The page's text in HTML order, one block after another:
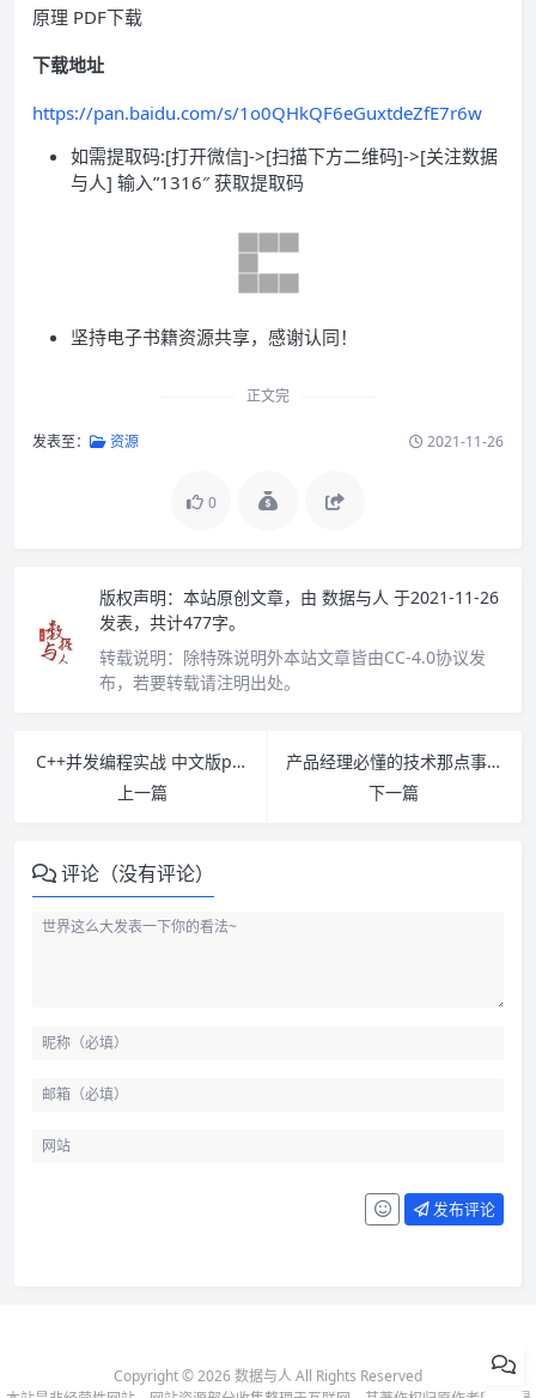
原理 PDF下载
下载地址
https://pan.baidu.com/s/1o0QHkQF6eGuxtdeZfE7r6w
如需提取码:[打开微信]->[扫描下方二维码]->[关注数据
与人] 输入”1316″ 获取提取码
坚持电子书籍资源共享，感谢认同！
正文完
发表至： 资源 2021-11-26
0
版权声明： 本站原创文章，由 数据与人 于2021-11-26
发表，共计477字。
转载说明： 除特殊说明外本站文章皆由CC-4.0协议发
布，若要转载请注明出处。
C++并发编程实战 中文版pdf下载
上一篇
产品经理必懂的技术那点事儿pdf下载
下一篇
评论（没有评论）
发布评论
Copyright © 2026 数据与人 All Rights Reserved